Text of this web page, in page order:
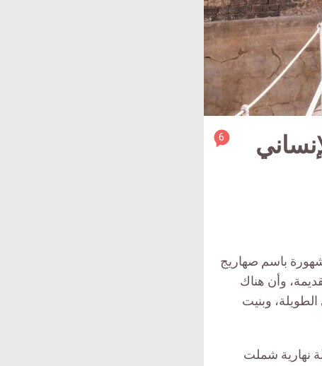
article
6
باسم صهاريج
وأن هناك
وبنيت
نهارية شملت